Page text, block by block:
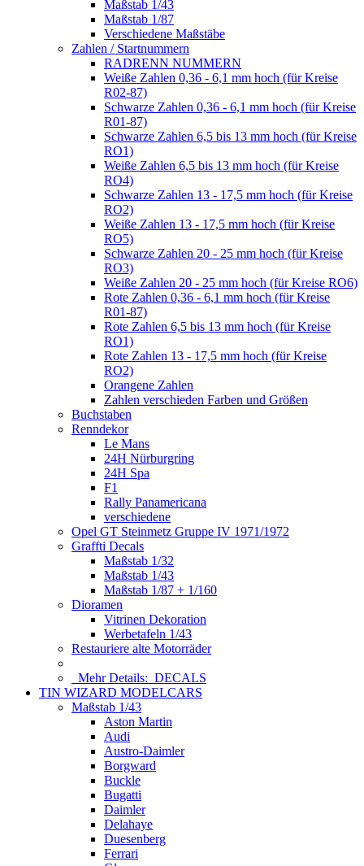
Maßstab 1/43
Maßstab 1/87
Verschiedene Maßstäbe
Zahlen / Startnummern
RADRENN NUMMERN
Weiße Zahlen 0,36 - 6,1 mm hoch (für Kreise
R02-87)
Schwarze Zahlen 0,36 - 6,1 mm hoch (für Kreise
R01-87)
Schwarze Zahlen 6,5 bis 13 mm hoch (für Kreise
RO1)
Weiße Zahlen 6,5 bis 13 mm hoch (für Kreise
RO4)
Schwarze Zahlen 13 - 17,5 mm hoch (für Kreise
RO2)
Weiße Zahlen 13 - 17,5 mm hoch (für Kreise
RO5)
Schwarze Zahlen 20 - 25 mm hoch (für Kreise
RO3)
Weiße Zahlen 20 - 25 mm hoch (für Kreise RO6)
Rote Zahlen 0,36 - 6,1 mm hoch (für Kreise
R01-87)
Rote Zahlen 6,5 bis 13 mm hoch (für Kreise
RO1)
Rote Zahlen 13 - 17,5 mm hoch (für Kreise
RO2)
Orangene Zahlen
Zahlen verschieden Farben und Größen
Buchstaben
Renndekor
Le Mans
24H Nürburgring
24H Spa
F1
Rally Panamericana
verschiedene
Opel GT Steinmetz Gruppe IV 1971/1972
Graffti Decals
Maßstab 1/32
Maßstab 1/43
Maßstab 1/87 + 1/160
Dioramen
Vitrinen Dekoration
Werbetafeln 1/43
Restauriere alte Motorräder
Mehr Details: DECALS
TIN WIZARD MODELCARS
Maßstab 1/43
Aston Martin
Audi
Austro-Daimler
Borgward
Buckle
Bugatti
Daimler
Delahaye
Duesenberg
Ferrari